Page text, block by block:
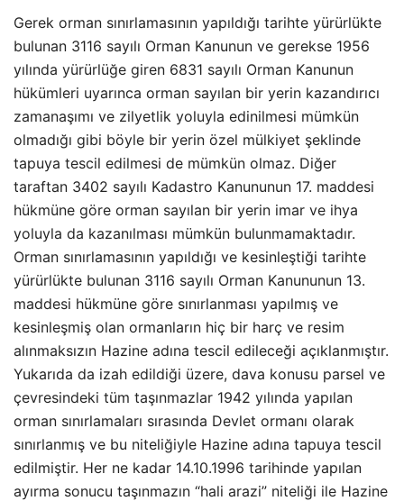
Gerek orman sınırlamasının yapıldığı tarihte yürürlükte
bulunan 3116 sayılı Orman Kanunun ve gerekse 1956
yılında yürürlüğe giren 6831 sayılı Orman Kanunun
hükümleri uyarınca orman sayılan bir yerin kazandırıcı
zamanaşımı ve zilyetlik yoluyla edinilmesi mümkün
olmadığı gibi böyle bir yerin özel mülkiyet şeklinde
tapuya tescil edilmesi de mümkün olmaz. Diğer
taraftan 3402 sayılı Kadastro Kanununun 17. maddesi
hükmüne göre orman sayılan bir yerin imar ve ihya
yoluyla da kazanılması mümkün bulunmamaktadır.
Orman sınırlamasının yapıldığı ve kesinleştiği tarihte
yürürlükte bulunan 3116 sayılı Orman Kanununun 13.
maddesi hükmüne göre sınırlanması yapılmış ve
kesinleşmiş olan ormanların hiç bir harç ve resim
alınmaksızın Hazine adına tescil edileceği açıklanmıştır.
Yukarıda da izah edildiği üzere, dava konusu parsel ve
çevresindeki tüm taşınmazlar 1942 yılında yapılan
orman sınırlamaları sırasında Devlet ormanı olarak
sınırlanmış ve bu niteliğiyle Hazine adına tapuya tescil
edilmiştir. Her ne kadar 14.10.1996 tarihinde yapılan
ayırma sonucu taşınmazın “hali arazi” niteliği ile Hazine